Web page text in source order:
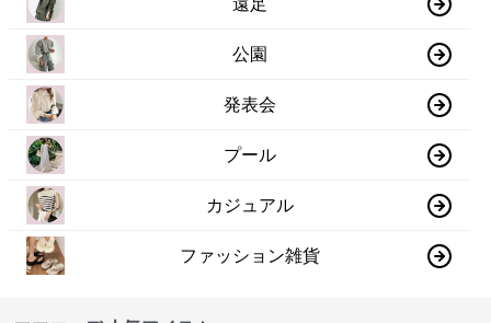
公園
発表会
プール
カジュアル
ファッション雑貨